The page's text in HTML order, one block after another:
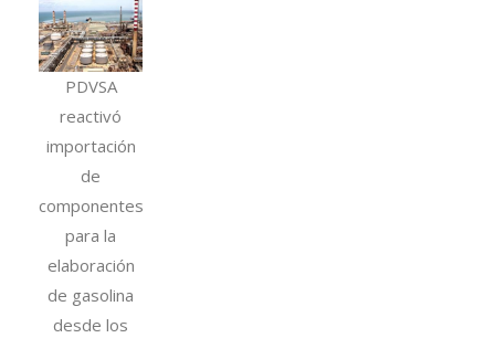
PDVSA
reactivó
importación
de
componentes
para la
elaboración
de gasolina
desde los